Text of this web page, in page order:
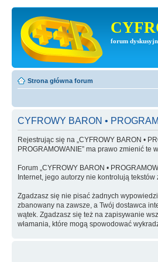
forum
Strona główna forum
CYFROWY BARON •
Rejestrując się na „CYFROWY BARON •
PROGRAMOWANIE” ma prawo zmienić
Forum „CYFROWY BARON •
Internet, jego autorzy nie kontrolują
Zgadzasz się nie pisać żadnych
zbanowany na zawsze, a Twój dostawca
wątek. Zgadzasz się też na zapisywanie
włamania, które mogą spowodować